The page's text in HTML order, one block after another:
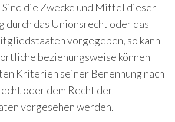
die Zwecke und Mittel dieser
durch das Unionsrecht oder das
vorgegeben, so kann
beziehungsweise können
Kriterien seiner Benennung nach
oder dem Recht der
vorgesehen werden.